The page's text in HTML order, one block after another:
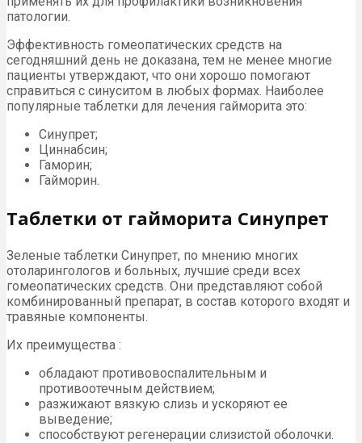
патологии.
Эффективность гомеопатических средств на
сегодняшний день не доказана, тем не менее многие
пациенты утверждают, что они хорошо помогают
справиться с синуситом в любых формах. Наиболее
популярные таблетки для лечения гайморита это:
Синупрет;
Циннабсин;
Гаморин;
Гайморин.
Таблетки от гайморита Синупрет
Зеленые таблетки Синупрет, по мнению многих
отоларингологов и больных, лучшие среди всех
гомеопатических средств. Они представляют собой
комбинированный препарат, в состав которого входят и
травяные компоненты.
Их преимущества :
обладают противовоспалительным и
противоотечным действием;
разжижают вязкую слизь и ускоряют ее
выведение;
способствуют регенерации слизистой оболочки.